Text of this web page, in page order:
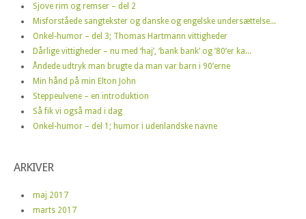
Sjove rim og remser – del 2
Misforståede sangtekster og danske og engelske undersættelse...
Onkel-humor – del 3; Thomas Hartmann vittigheder
Dårlige vittigheder – nu med ‘haj’, ‘bank bank’ og ’80’er ka...
Åndede udtryk man brugte da man var barn i 90’erne
Min hånd på min Elton John
Steppeulvene – en introduktion
Så fik vi også mad i dag
Onkel-humor – del 1; humor i udenlandske navne
ARKIVER
maj 2017
marts 2017